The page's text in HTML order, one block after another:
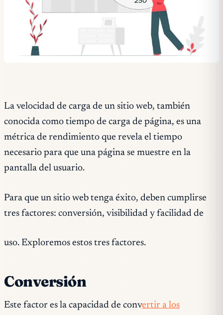
La velocidad de carga de un sitio web, también
conocida como tiempo de carga de página, es una
métrica de rendimiento que revela el tiempo
necesario para que una página se muestre en la
pantalla del usuario.
Para que un sitio web tenga éxito, deben cumplirse
tres factores: conversión, visibilidad y facilidad de
uso. Exploremos estos tres factores.
Conversión
Este factor es la capacidad de convertir a los